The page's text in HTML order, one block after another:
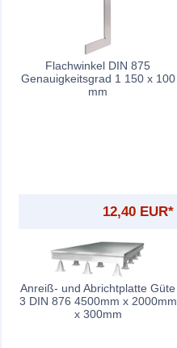
Flachwinkel DIN 875
Genauigkeitsgrad 1 150 x 100
mm
12,40 EUR*
Anreiß- und Abrichtplatte Güte
3 DIN 876 4500mm x 2000mm
x 300mm